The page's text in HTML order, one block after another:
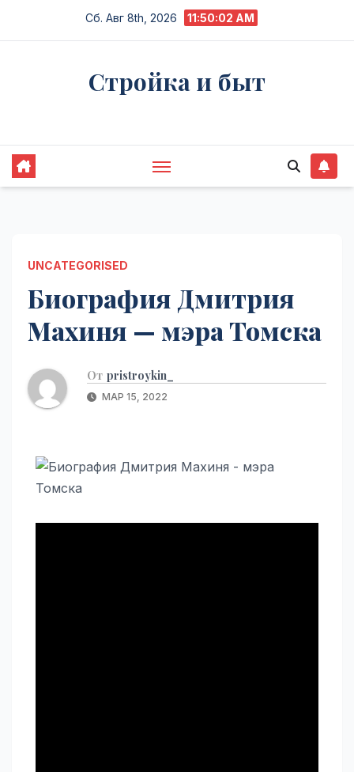
Сб. Авг 8th, 2026 11:50:02 AM
Стройка и быт
UNCATEGORISED
Биография Дмитрия
Махиня — мэра Томска
От pristroykin_
МАР 15, 2022